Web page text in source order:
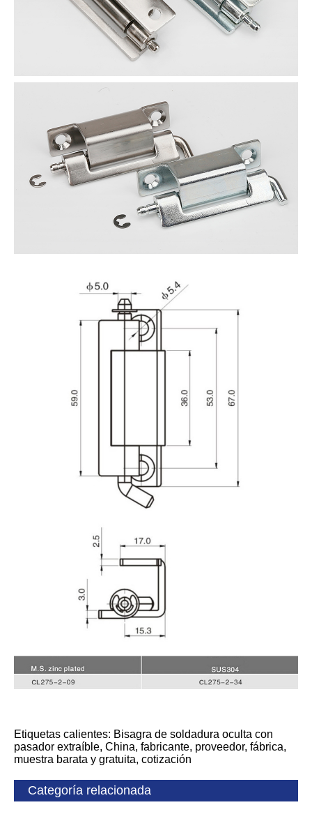
Etiquetas calientes: Bisagra de soldadura oculta con
pasador extraíble, China, fabricante, proveedor, fábrica,
muestra barata y gratuita, cotización
Categoría relacionada